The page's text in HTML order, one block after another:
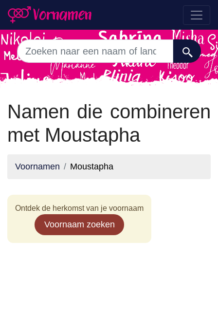
Namen die combineren
met Moustapha
Voornamen Moustapha
Ontdek de herkomst van je voornaam
Voornaam zoeken